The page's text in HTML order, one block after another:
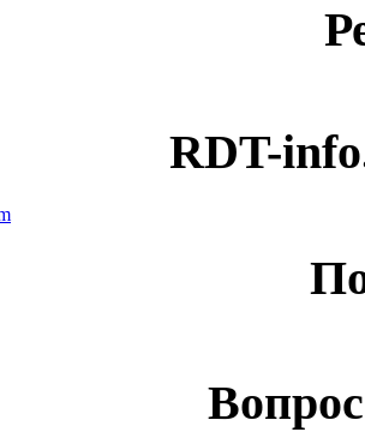
RDT-